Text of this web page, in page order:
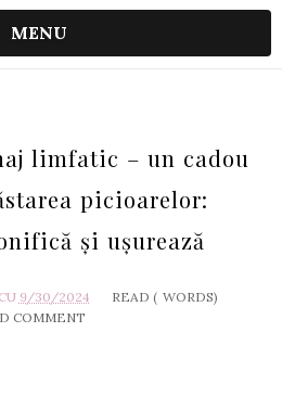
MENU
limfatic – un cadou
picioarelor:
și ușurează
9/30/2024 READ ( WORDS)
COMMENT